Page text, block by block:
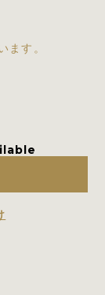
す。